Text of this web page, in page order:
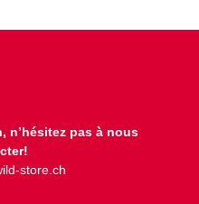
n’hésitez pas à nous
store.ch